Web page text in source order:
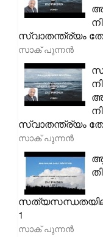
സ്വാതന്ത്ര്യം
സാക് പുന്നൻ
സ്വാതന്ത്ര്യം
സാക് പുന്നൻ
1
സാക് പുന്നൻ